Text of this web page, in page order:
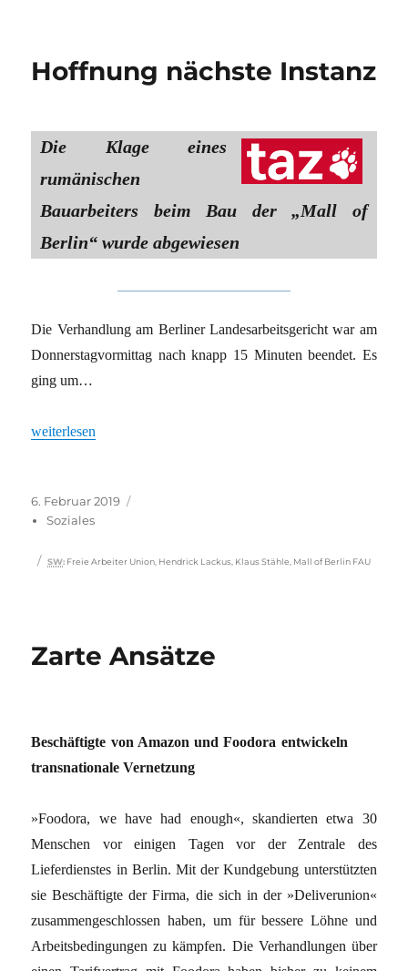
Hoffnung nächste Instanz
Die Klage eines
rumänischen
Bauarbeiters beim Bau der „Mall of
Berlin“ wurde abgewiesen
Die Verhandlung am Berliner Landesarbeitsgericht war am
Donnerstagvormittag nach knapp 15 Minuten beendet. Es
ging um…
„Hoffnung nächste Instanz“
weiterlesen
Veröffentlicht
am
6. Februar 2019
Soziales
Schlagwörter
SW: Freie Arbeiter Union Hendrick Lackus Klaus Stähle Mall of Berlin FAU
Zarte Ansätze
Beschäftigte von Amazon und Foodora entwickeln
transnationale Vernetzung
»Foodora, we have had enough«, skandierten etwa 30
Menschen vor einigen Tagen vor der Zentrale des
Lieferdienstes in Berlin. Mit der Kundgebung unterstützten
sie Beschäftigte der Firma, die sich in der »Deliverunion«
zusammengeschlossen haben, um für bessere Löhne und
Arbeitsbedingungen zu kämpfen. Die Verhandlungen über